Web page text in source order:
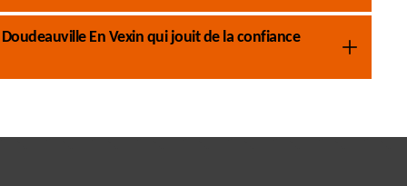
En Vexin qui jouit de la confiance